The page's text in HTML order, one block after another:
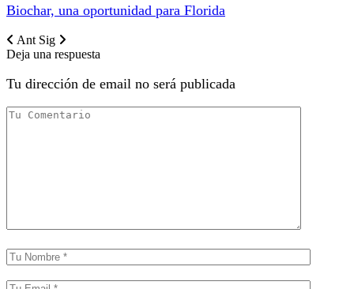
Biochar, una oportunidad para Florida
Ant Sig
Deja una respuesta
Tu dirección de email no será publicada